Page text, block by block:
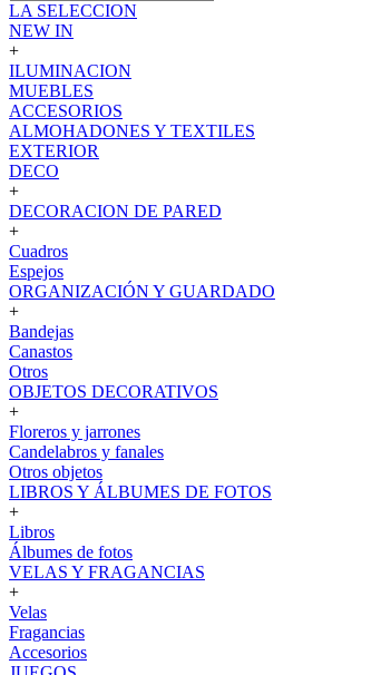
LA SELECCION
NEW IN
+
ILUMINACION
MUEBLES
ACCESORIOS
ALMOHADONES Y TEXTILES
EXTERIOR
DECO
+
DECORACION DE PARED
+
Cuadros
Espejos
ORGANIZACIÓN Y GUARDADO
+
Bandejas
Canastos
Otros
OBJETOS DECORATIVOS
+
Floreros y jarrones
Candelabros y fanales
Otros objetos
LIBROS Y ÁLBUMES DE FOTOS
+
Libros
Álbumes de fotos
VELAS Y FRAGANCIAS
+
Velas
Fragancias
Accesorios